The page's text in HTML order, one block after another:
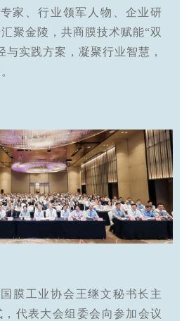
家、行业领军人物、企业研
聚金陵，共商膜技术赋能“双
与实践方案，凝聚行业智慧，
膜工业协会王继文秘书长主
代表大会组委会向参加会议